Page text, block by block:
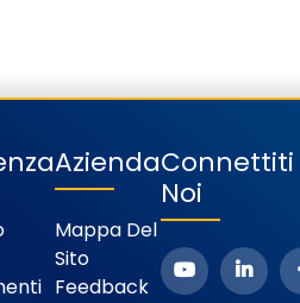
Azienda
Mappa Del
Sito
Feedback
Connettiti
Noi